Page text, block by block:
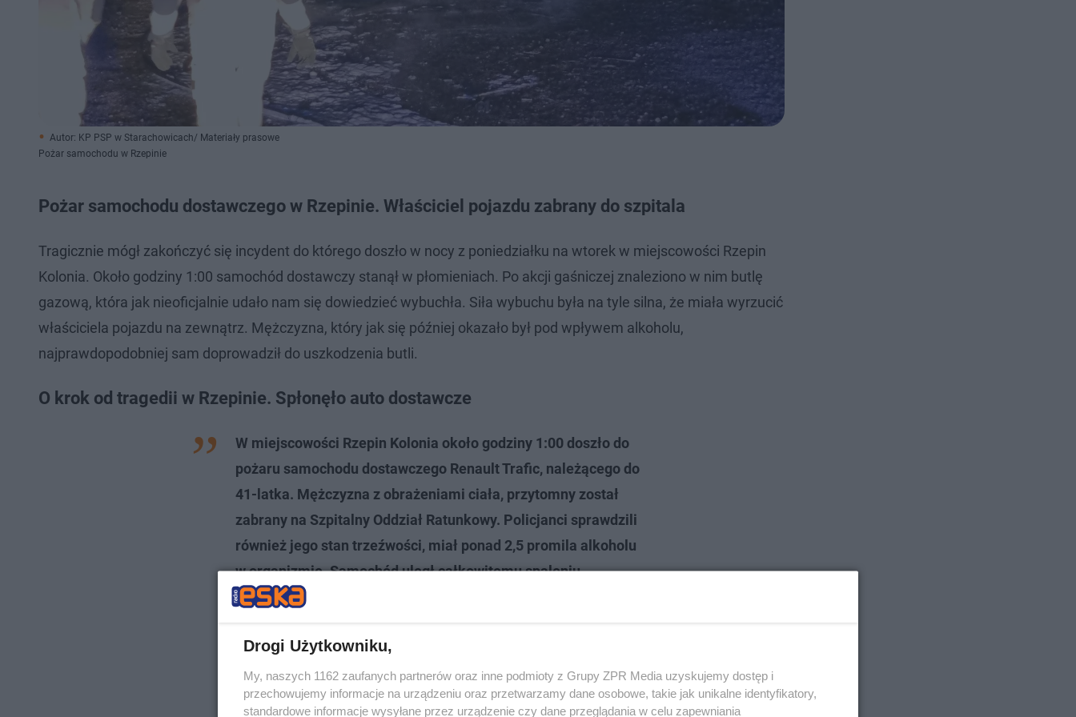
Autor: KP PSP w Starachowicach/ Materiały prasowe
Pożar samochodu w Rzepinie
Pożar samochodu dostawczego w Rzepinie. Właściciel pojazdu zabrany do szpitala
Tragicznie mógł zakończyć się incydent do którego doszło w nocy z poniedziałku na wtorek w miejscowości Rzepin
Kolonia. Około godziny 1:00 samochód dostawczy stanął w płomieniach. Po akcji gaśniczej znaleziono w nim butlę
gazową, która jak nieoficjalnie udało nam się dowiedzieć wybuchła. Siła wybuchu była na tyle silna, że miała wyrzucić
właściciela pojazdu na zewnątrz. Mężczyzna, który jak się później okazało był pod wpływem alkoholu,
najprawdopodobniej sam doprowadził do uszkodzenia butli.
O krok od tragedii w Rzepinie. Spłonęło auto dostawcze
W miejscowości Rzepin Kolonia około godziny 1:00 doszło do
pożaru samochodu dostawczego Renault Trafic, należącego do
41-latka. Mężczyzna z obrażeniami ciała, przytomny został
zabrany na Szpitalny Oddział Ratunkowy. Policjanci sprawdzili
również jego stan trzeźwości, miał ponad 2,5 promila alkoholu
w organizmie. Samochód uległ całkowitemu spaleniu-
powiedział nam Paweł Kusiak, oficer prasowy KPP w
Drogi Użytkowniku,
My, naszych 1162 zaufanych partnerów oraz inne podmioty z Grupy ZPR Media uzyskujemy dostęp i
przechowujemy informacje na urządzeniu oraz przetwarzamy dane osobowe, takie jak unikalne identyfikatory,
standardowe informacje wysyłane przez urządzenie czy dane przeglądania w celu zapewniania